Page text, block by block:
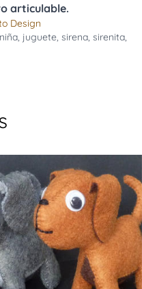
articulable.
Design
niña, juguete, sirena, sirenita,